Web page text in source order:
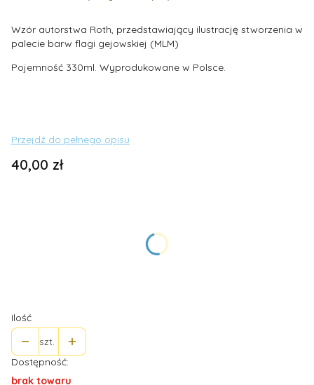
Wzór autorstwa Roth, przedstawiający ilustrację stworzenia w
palecie barw flagi gejowskiej (MLM)
Pojemność 330ml. Wyprodukowane w Polsce.
Przejdź do pełnego opisu
Cena
40,00 zł
Ilość
szt.
Dostępność:
brak towaru